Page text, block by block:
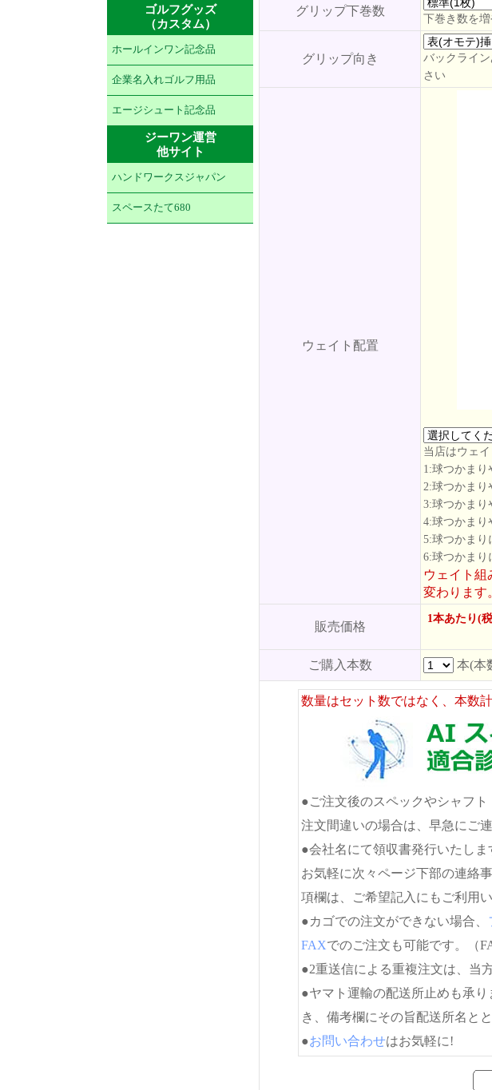
ゴルフグッズ
（カスタム）
ホールインワン記念品
企業名入れゴルフ用品
エージシュート記念品
ジーワン運営
他サイト
ハンドワークスジャパン
スペースたて680
グリップ下巻数
下巻き数を
グリップ向き
バックライ
さい
ウェイト配置
当店はウェ
1:球つかまり
2:球つかまり
3:球つかまり
4:球つかまり
5:球つかまり
6:球つかまり
ウェイト組
変わります
販売価格
1本あたり(
ご購入本数 本(本
数量はセット数ではなく、本数
●ご注文後のスペックやシャフト
注文間違いの場合は、早急にご連
●会社名にて領収書発行いたしま
お気軽に次々ページ下部の連絡
項欄は、ご希望記入にもご利用い
●カゴでの注文ができない場合、
FAXでのご注文も可能です。（
●2重送信による重複注文は、当
●ヤマト運輸の配送所止めも承り
き、備考欄にその旨配送所名と
●お問い合わせはお気軽に!